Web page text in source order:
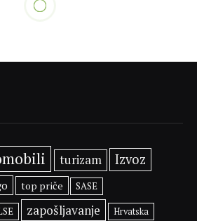
turizam Izvoz
top priče SASE
zapošljavanje Hrvatska